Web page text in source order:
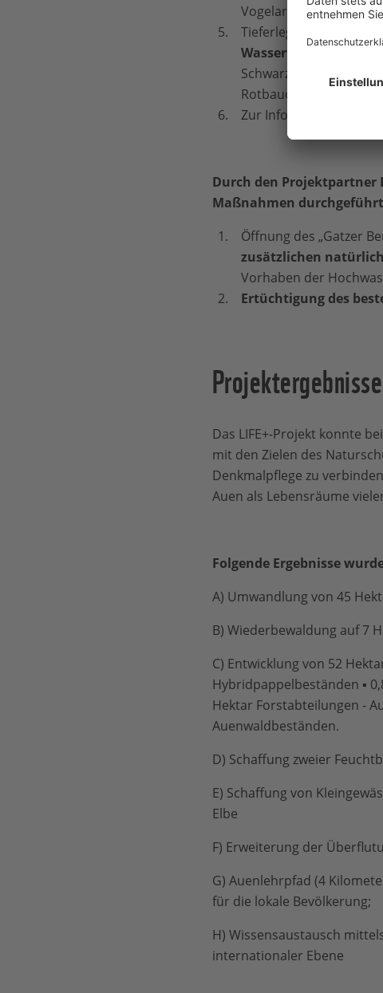
Vogelarten (wie dem
Tieferlegung eines
Wasserfläche
und
Schwarzmilan, aber
Rotbauchunke;
Zur Information der
Durch den Projektpartner
Maßnahmen
Öffnung des „Gatzer
zusätzlichen
Vorhaben der
Ertüchtigung des
Projektergebnisse
Das LIFE+-Projekt konnte
mit den Zielen des
Denkmalpflege zu
Auen als Lebensräume
Folgende Ergebnisse
A) Umwandlung von 45
B) Wiederbewaldung auf 7
C) Entwicklung von 52
Hybridpappelbeständen ▪
Hektar Forstabteilungen -
Auenwaldbeständen.
D) Schaffung zweier
E) Schaffung von
Elbe
F) Erweiterung der
G) Auenlehrpfad (4
für die lokale Bevölkerung;
H) Wissensaustausch
internationaler Ebene